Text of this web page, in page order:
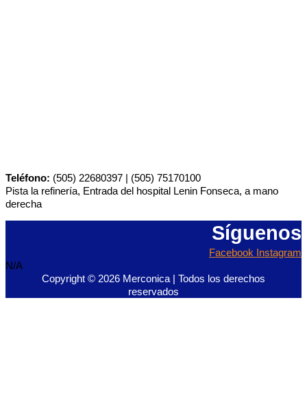
Teléfono: (505) 22680397 | (505) 75170100
Pista la refinería, Entrada del hospital Lenin Fonseca, a mano
derecha
Síguenos
Facebook Instagram
N/A
Copyright © 2026 Merconica | Todos los derechos
reservados